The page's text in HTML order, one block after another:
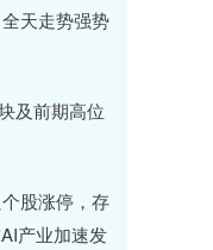
天走势强势
及前期高位
股涨停，存
产业加速发